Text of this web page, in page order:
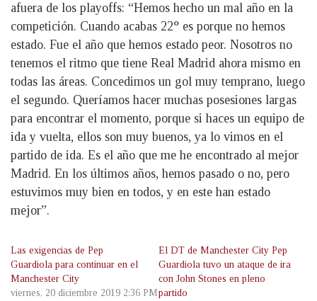
afuera de los playoffs: “Hemos hecho un mal año en la
competición. Cuando acabas 22° es porque no hemos
estado. Fue el año que hemos estado peor. Nosotros no
tenemos el ritmo que tiene Real Madrid ahora mismo en
todas las áreas. Concedimos un gol muy temprano, luego
el segundo. Queríamos hacer muchas posesiones largas
para encontrar el momento, porque si haces un equipo de
ida y vuelta, ellos son muy buenos, ya lo vimos en el
partido de ida. Es el año que me he encontrado al mejor
Madrid. En los últimos años, hemos pasado o no, pero
estuvimos muy bien en todos, y en este han estado
mejor”.
Las exigencias de Pep
Guardiola para continuar en el
Manchester City
viernes, 20 diciembre 2019 2:36 PM
El DT de Manchester City Pep
Guardiola tuvo un ataque de ira
con John Stones en pleno
partido